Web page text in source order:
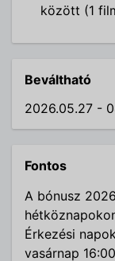
között (1
Beváltható
2026.05.27 -
Fontos
A bónusz
Érkezési
vasárnap